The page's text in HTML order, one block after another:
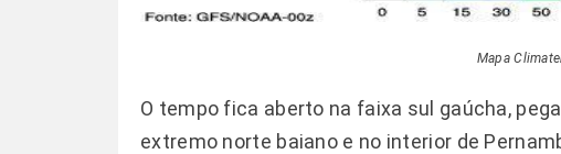
Mapa
O tempo fica aberto na faixa sul gaúcha,
extremo norte baiano e no interior de